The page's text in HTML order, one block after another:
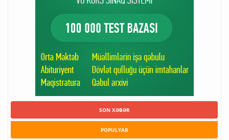
SON XƏBƏR
POPULYAR